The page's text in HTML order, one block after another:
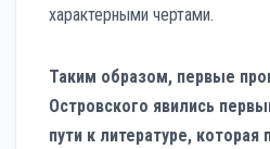
характерными чертами.
Таким образом, первые
Островского явились
пути к литературе, которая